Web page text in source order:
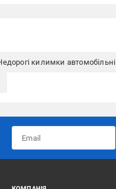
килимки автомобільні